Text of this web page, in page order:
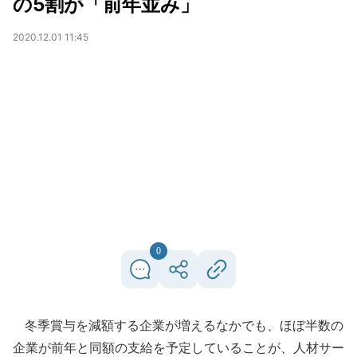
2020.12.01 11:45
0
冬季賞与を減額する企業が増えるなかでも、ほぼ半数の
企業が前年と同額の支給を予定していることが、人材サー